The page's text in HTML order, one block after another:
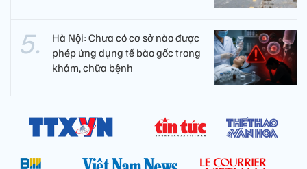
Hà Nội: Chưa có cơ sở nào được
phép ứng dụng tế bào gốc trong
khám, chữa bệnh